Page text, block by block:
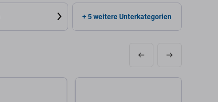
+ 5 weitere Unterkategorien